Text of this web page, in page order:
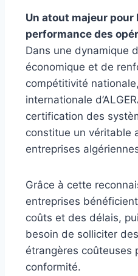
Un atout majeur
performance des
Dans une dynamique
économique et de
compétitivité
internationale
certification des
constitue un véritable
entreprises
Grâce à cette
entreprises
coûts et des délais,
besoin de solliciter
étrangères coûteuses
conformité.